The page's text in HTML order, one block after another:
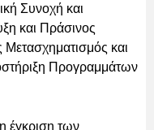
Συνοχή και
και Πράσινος
και
Προγραμμάτων
έγκριση των